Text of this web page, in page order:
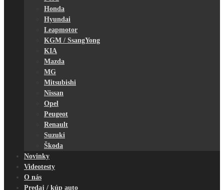
Honda
Hyundai
Leapmotor
KGM / SsangYong
KIA
Mazda
MG
Mitsubishi
Nissan
Opel
Peugeot
Renault
Suzuki
Škoda
Novinky
Videotesty
O nás
Predaj / kúp auto